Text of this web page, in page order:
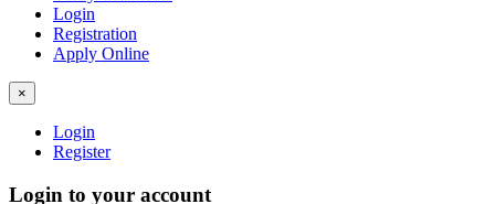
Login
Registration
Apply Online
×
Login
Register
Login to your account